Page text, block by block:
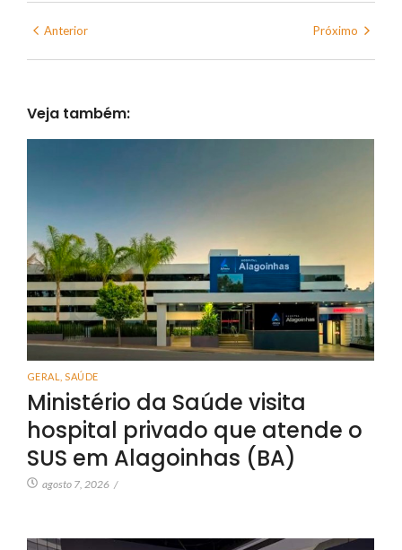
Anterior Próximo
Veja também:
GERAL SAÚDE
Ministério da Saúde visita
hospital privado que atende o
SUS em Alagoinhas (BA)
agosto 7, 2026 /